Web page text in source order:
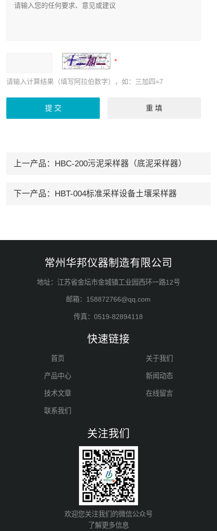
请输入计算结果（填写阿拉伯数字），如：三加四=7
上一产品： HBC-200污泥采样器（底泥采样器）
下一产品： HBT-004标准采样设备土壤采样器
常州华邦仪器制造有限公司
地址：江苏省金坛市金城镇工业园西环一路12号
邮箱：158872766@qq.com
传真：0519-82894118
快速链接
首页 关于我们
产品中心 新闻动态
技术文章 在线留言
联系我们
关注我们
欢迎您关注我们的微信公众号
了解更多信息